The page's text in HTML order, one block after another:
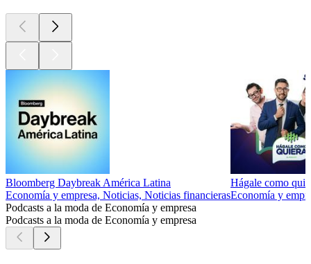
Bloomberg Daybreak América Latina
Economía y empresa, Noticias, Noticias financieras
Hágale como
Economía y
Podcasts a la moda de Economía y empresa
Podcasts a la moda de Economía y empresa